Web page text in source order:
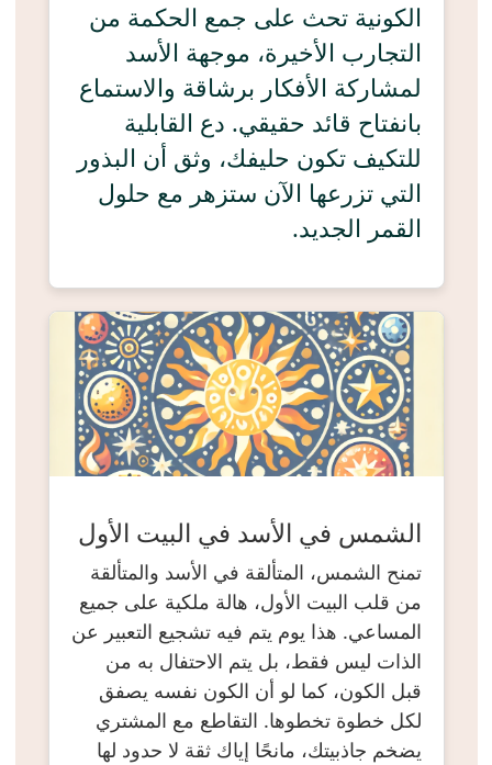
الكونية تحث على جمع الحكمة من
التجارب الأخيرة، موجهة الأسد
لمشاركة الأفكار برشاقة والاستماع
بانفتاح قائد حقيقي. دع القابلية
للتكيف تكون حليفك، وثق أن البذور
التي تزرعها الآن ستزهر مع حلول
القمر الجديد.
الشمس في الأسد في البيت الأول
تمنح الشمس، المتألقة في الأسد والمتألقة
من قلب البيت الأول، هالة ملكية على جميع
المساعي. هذا يوم يتم فيه تشجيع التعبير عن
الذات ليس فقط، بل يتم الاحتفال به من
قبل الكون، كما لو أن الكون نفسه يصفق
لكل خطوة تخطوها. التقاطع مع المشتري
يضخم جاذبيتك، مانحًا إياك ثقة لا حدود لها